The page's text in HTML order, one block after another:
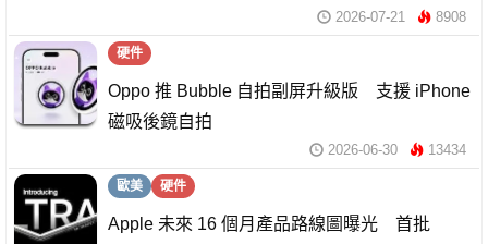
2026-07-21 8908
硬件
Oppo 推 Bubble 自拍副屏升級版 支援 iPhone
磁吸後鏡自拍
2026-06-30 13434
歐美 硬件
Apple 未來 16 個月產品路線圖曝光 首批